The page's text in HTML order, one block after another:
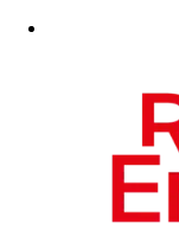
Zum Fanshop